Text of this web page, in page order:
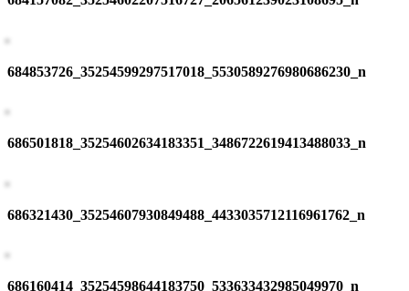
684853726_35254599297517018_5530589276980686230_n
686501818_35254602634183351_3486722619413488033_n
686321430_35254607930849488_4433035712116961762_n
686160414_35254598644183750_533633432985049970_n